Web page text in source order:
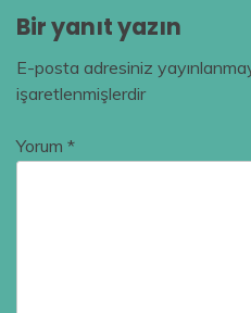
Bir yanıt yazın
E-posta adresiniz
işaretlenmişlerdir
Yorum *